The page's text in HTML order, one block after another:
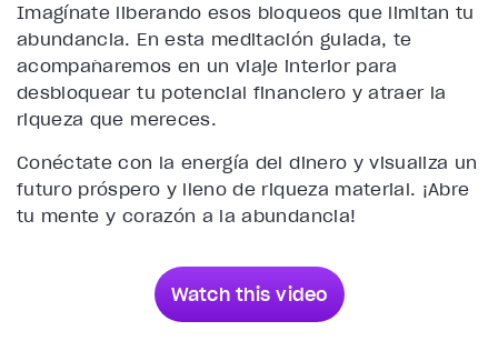
Imagínate liberando esos bloqueos que limitan tu
abundancia. En esta meditación guiada, te
acompañaremos en un viaje interior para
desbloquear tu potencial financiero y atraer la
riqueza que mereces.
Conéctate con la energía del dinero y visualiza un
futuro próspero y lleno de riqueza material. ¡Abre
tu mente y corazón a la abundancia!
Watch this video